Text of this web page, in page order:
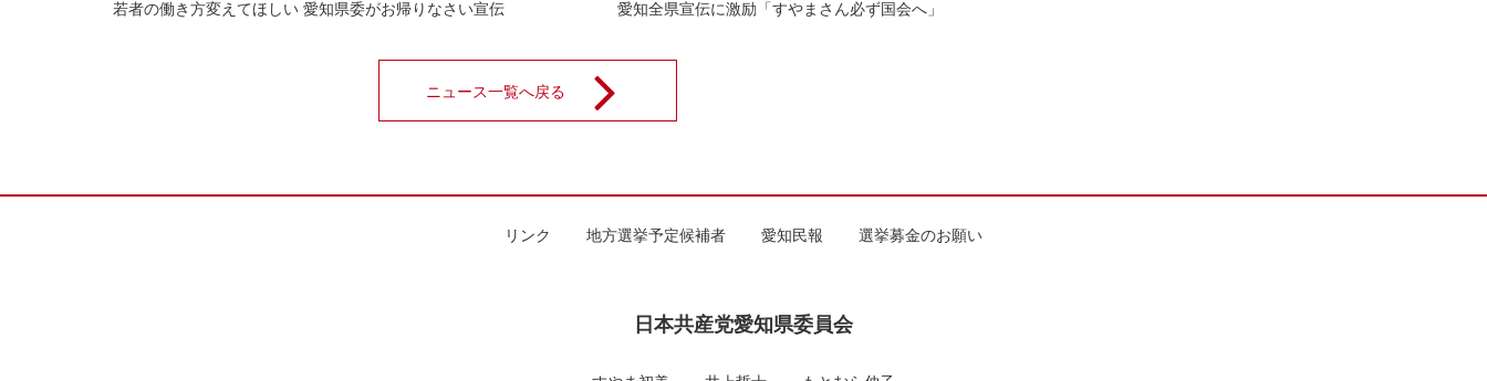
若者の働き方変えてほしい 愛知県委がお帰りなさい宣伝 愛知全県宣伝に激励「すやまさん必ず国会へ」
ニュース一覧へ戻る
リンク 地方選挙予定候補者 愛知民報 選挙募金のお願い
日本共産党愛知県委員会